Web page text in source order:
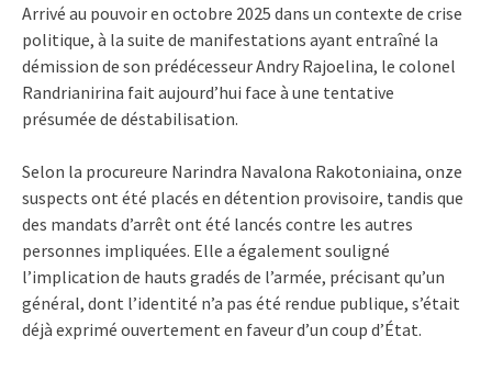
Arrivé au pouvoir en octobre 2025 dans un contexte de crise
politique, à la suite de manifestations ayant entraîné la
démission de son prédécesseur Andry Rajoelina, le colonel
Randrianirina fait aujourd’hui face à une tentative
présumée de déstabilisation.
Selon la procureure Narindra Navalona Rakotoniaina, onze
suspects ont été placés en détention provisoire, tandis que
des mandats d’arrêt ont été lancés contre les autres
personnes impliquées. Elle a également souligné
l’implication de hauts gradés de l’armée, précisant qu’un
général, dont l’identité n’a pas été rendue publique, s’était
déjà exprimé ouvertement en faveur d’un coup d’État.